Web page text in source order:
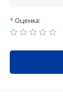
Оценка: